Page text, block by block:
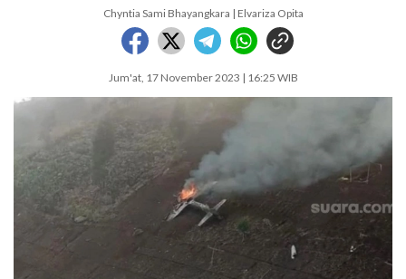
Chyntia Sami Bhayangkara | Elvariza Opita
Jum'at, 17 November 2023 | 16:25 WIB